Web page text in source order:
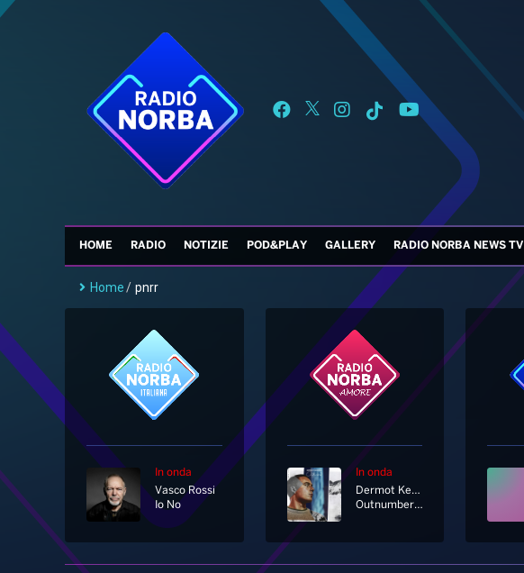
HOME RADIO NOTIZIE POD&PLAY GALLERY RADIO NORBA NEWS TV
Home/ pnrr
In onda
Vasco Rossi
Io No
In onda
Dermot Kennedy
Outnumbered